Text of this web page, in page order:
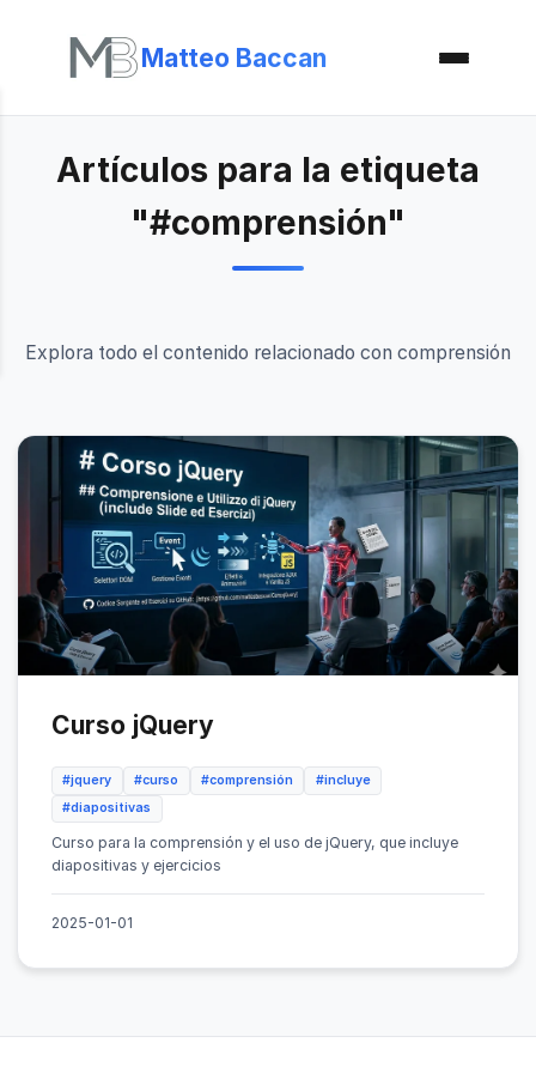
Matteo Baccan
Artículos para la etiqueta
"#comprensión"
Explora todo el contenido relacionado con comprensión
Curso jQuery
#jquery #curso #comprensión
#incluye
#diapositivas
Curso para la comprensión y el uso de jQuery, que incluye
diapositivas y ejercicios
2025-01-01